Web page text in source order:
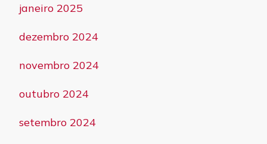
janeiro 2025
dezembro 2024
novembro 2024
outubro 2024
setembro 2024